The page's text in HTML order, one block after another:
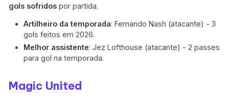
gols sofridos por partida.
Artilheiro da temporada: Fernando Nash (atacante) - 3
gols feitos em 2026.
Melhor assistente: Jez Lofthouse (atacante) - 2 passes
para gol na temporada.
Magic United